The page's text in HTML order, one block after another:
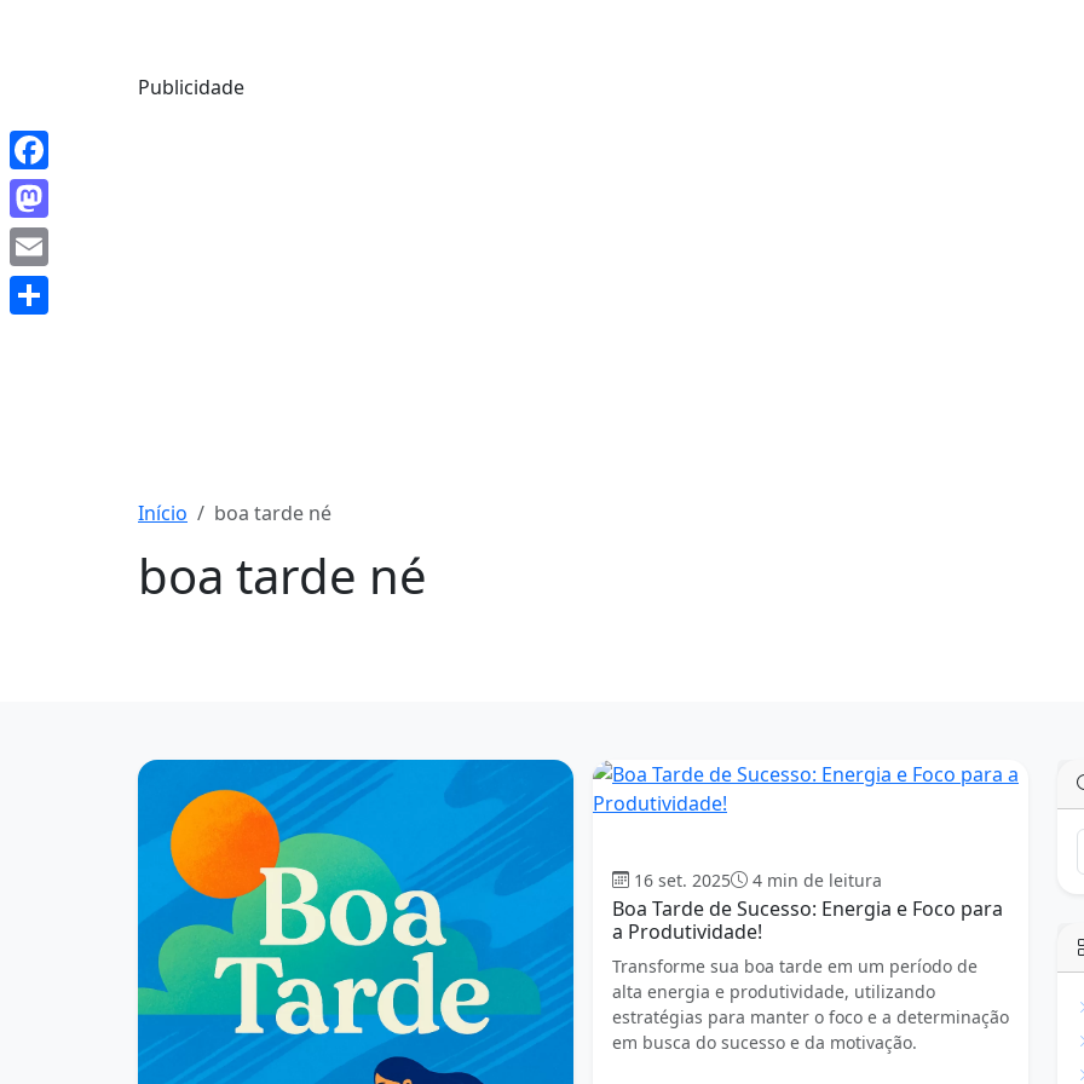
Publicidade
Início boa tarde né
boa tarde né
16 set. 2025 4 min de leitura
Boa Tarde de Sucesso: Energia e Foco para
a Produtividade!
Transforme sua boa tarde em um período de
alta energia e produtividade, utilizando
estratégias para manter o foco e a determinação
em busca do sucesso e da motivação.
Facebook
Mastodon
Email